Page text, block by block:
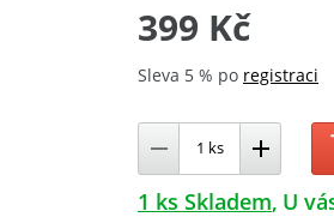
399 Kč
Sleva 5 % po registraci
1 ks Skladem U